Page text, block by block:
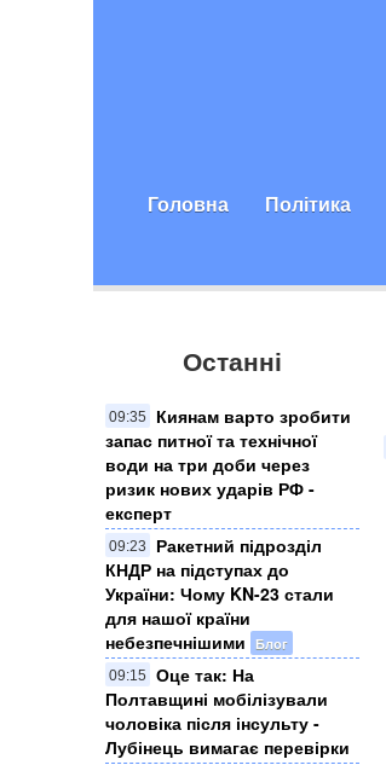
Головна Політика
Останні
09:35
Киянам варто зробити
запас питної та технічної
води на три доби через
ризик нових ударів РФ -
експерт
09:23
Ракетний підрозділ
КНДР на підступах до
України: Чому KN-23 стали
для нашої країни
небезпечнішими
Блог
09:15
Оце так: На
Полтавщині мобілізували
чоловіка після інсульту -
Лубінець вимагає перевірки